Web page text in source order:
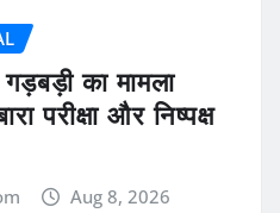
का मामला
परीक्षा और निष्पक्ष
Aug 8, 2026